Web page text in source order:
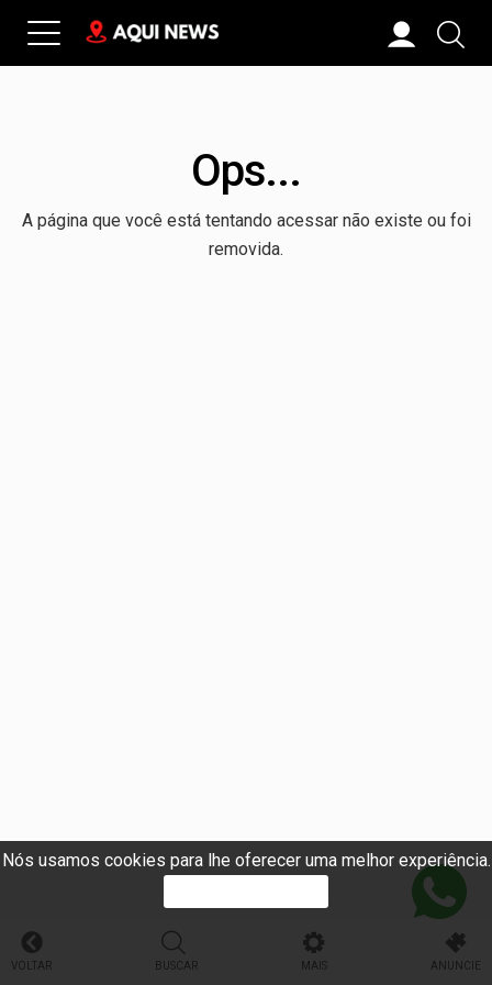
Nós usamos cookies para lhe oferecer uma melhor experiência.
Ops...
A página que você está tentando acessar não existe ou foi
removida.
VOLTAR BUSCAR MAIS ANUNCIE